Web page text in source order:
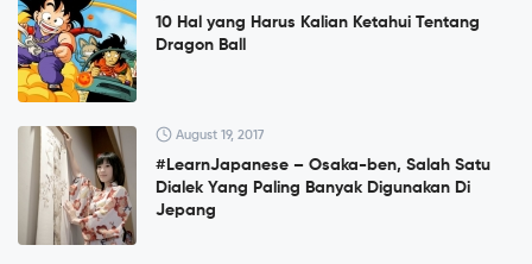
10 Hal yang Harus Kalian Ketahui Tentang
Dragon Ball
August 19, 2017
#LearnJapanese – Osaka-ben, Salah Satu
Dialek Yang Paling Banyak Digunakan Di
Jepang